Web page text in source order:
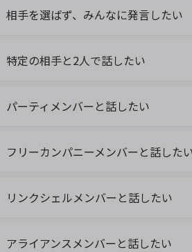
相手を選ばず、みんなに発言したい
特定の相手と2人で話したい
パーティメンバーと話したい
フリーカンパニーメンバーと話した
リンクシェルメンバーと話したい
アライアンスメンバーと話したい